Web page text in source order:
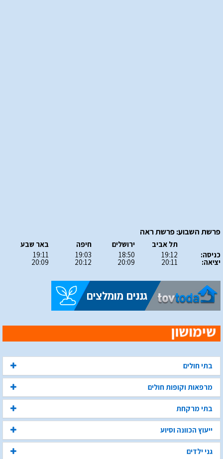
פרשת השבוע: פרשת ראה
כניסה:
יציאה:
תל אביב
19:12
20:11
ירושלים
18:50
20:09
חיפה
19:03
20:12
באר שבע
19:11
20:09
בתי חולים
מרפאות וקופות חולים
בתי מרקחת
ייעוץ הכוונה וסיוע
גני ילדים